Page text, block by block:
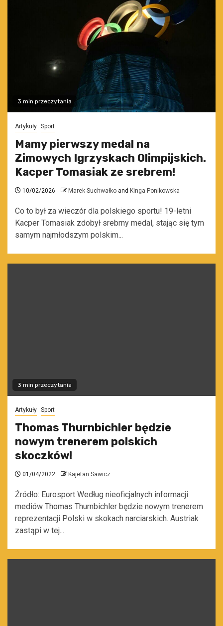
3 min przeczytania
Artykuły Sport
Mamy pierwszy medal na
Zimowych Igrzyskach Olimpijskich.
Kacper Tomasiak ze srebrem!
10/02/2026 Marek Suchwałko and Kinga Ponikowska
Co to był za wieczór dla polskiego sportu! 19-letni
Kacper Tomasiak zdobył srebrny medal, stając się tym
samym najmłodszym polskim...
3 min przeczytania
Artykuły Sport
Thomas Thurnbichler będzie
nowym trenerem polskich
skoczków!
01/04/2022 Kajetan Sawicz
Źródło: Eurosport Według nieoficjalnych informacji
mediów Thomas Thurnbichler będzie nowym trenerem
reprezentacji Polski w skokach narciarskich. Austriak
zastąpi w tej...